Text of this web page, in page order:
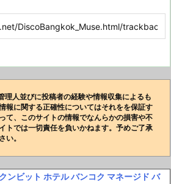
理人並びに投稿者の経験や情報収集によるも
報に関する正確性についてはそれをを保証す
て、このサイトの情報でなんらかの損害や不
トでは一切責任を負いかねます。予めご了承
い。
ンビット ホテル バンコク マネージド バ